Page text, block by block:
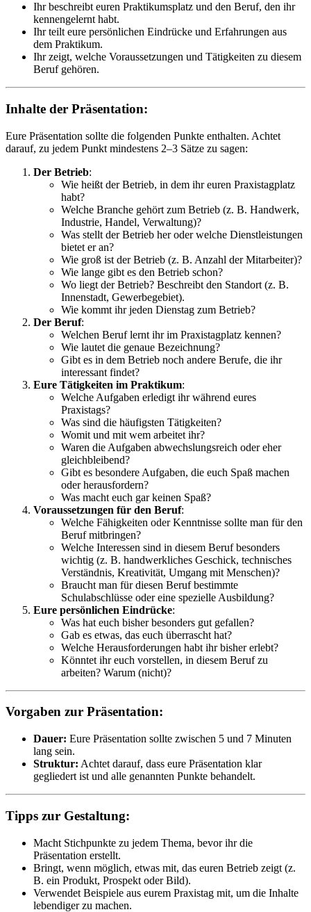
Ihr beschreibt euren Praktikumsplatz und den Beruf, den ihr
kennengelernt habt.
Ihr teilt eure persönlichen Eindrücke und Erfahrungen aus
dem Praktikum.
Ihr zeigt, welche Voraussetzungen und Tätigkeiten zu diesem
Beruf gehören.
Inhalte der Präsentation:
Eure Präsentation sollte die folgenden Punkte enthalten. Achtet
darauf, zu jedem Punkt mindestens 2–3 Sätze zu sagen:
Der Betrieb:
Wie heißt der Betrieb, in dem ihr euren Praxistagplatz
habt?
Welche Branche gehört zum Betrieb (z. B. Handwerk,
Industrie, Handel, Verwaltung)?
Was stellt der Betrieb her oder welche Dienstleistungen
bietet er an?
Wie groß ist der Betrieb (z. B. Anzahl der Mitarbeiter)?
Wie lange gibt es den Betrieb schon?
Wo liegt der Betrieb? Beschreibt den Standort (z. B.
Innenstadt, Gewerbegebiet).
Wie kommt ihr jeden Dienstag zum Betrieb?
Der Beruf:
Welchen Beruf lernt ihr im Praxistagplatz kennen?
Wie lautet die genaue Bezeichnung?
Gibt es in dem Betrieb noch andere Berufe, die ihr
interessant findet?
Eure Tätigkeiten im Praktikum:
Welche Aufgaben erledigt ihr während eures
Praxistags?
Was sind die häufigsten Tätigkeiten?
Womit und mit wem arbeitet ihr?
Waren die Aufgaben abwechslungsreich oder eher
gleichbleibend?
Gibt es besondere Aufgaben, die euch Spaß machen
oder herausfordern?
Was macht euch gar keinen Spaß?
Voraussetzungen für den Beruf:
Welche Fähigkeiten oder Kenntnisse sollte man für den
Beruf mitbringen?
Welche Interessen sind in diesem Beruf besonders
wichtig (z. B. handwerkliches Geschick, technisches
Verständnis, Kreativität, Umgang mit Menschen)?
Braucht man für diesen Beruf bestimmte
Schulabschlüsse oder eine spezielle Ausbildung?
Eure persönlichen Eindrücke:
Was hat euch bisher besonders gut gefallen?
Gab es etwas, das euch überrascht hat?
Welche Herausforderungen habt ihr bisher erlebt?
Könntet ihr euch vorstellen, in diesem Beruf zu
arbeiten? Warum (nicht)?
Vorgaben zur Präsentation:
Dauer: Eure Präsentation sollte zwischen 5 und 7 Minuten
lang sein.
Struktur: Achtet darauf, dass eure Präsentation klar
gegliedert ist und alle genannten Punkte behandelt.
Tipps zur Gestaltung:
Macht Stichpunkte zu jedem Thema, bevor ihr die
Präsentation erstellt.
Bringt, wenn möglich, etwas mit, das euren Betrieb zeigt (z.
B. ein Produkt, Prospekt oder Bild).
Verwendet Beispiele aus eurem Praxistag mit, um die Inhalte
lebendiger zu machen.